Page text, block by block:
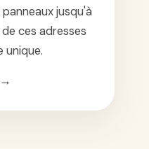
jusqu'à
ces adresses
unique.
→